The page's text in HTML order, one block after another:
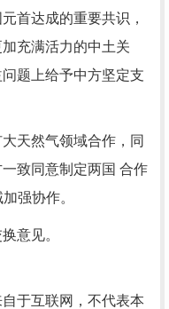
达成的重要共识，
充满活力的中土关
题上给予中方坚定支
天然气领域合作，同
致同意制定两国 合作
强协作。
意见。
于互联网，不代表本